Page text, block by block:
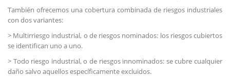
También ofrecemos una cobertura combinada de riesgos industriales
con dos variantes:
> Multirriesgo industrial, o de riesgos nominados: los riesgos cubiertos
se identifican uno a uno.
> Todo riesgo industrial, o de riesgos innominados: se cubre cualquier
daño salvo aquellos específicamente excluidos.